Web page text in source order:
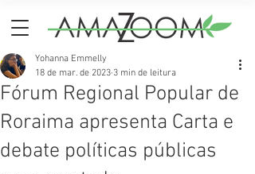
Fórum Regional Popular de
Roraima apresenta Carta e
debate políticas públicas
Yohanna Emmelly
18 de mar. de 2023 3 min de leitura